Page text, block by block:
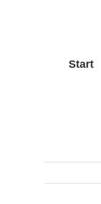
Start